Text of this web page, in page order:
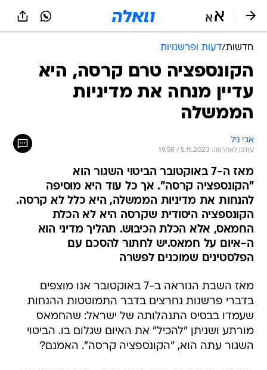
חדשות/דעות ופרשנויות
הקונספציה טרם קרסה, היא
עדיין מנחה את מדיניות
הממשלה
אבי גיל
עודכן לאחרונה: 5.11.2023 / 19:58
מאז ה-7 באוקטובר הביטוי השגור הוא
"הקונספציה קרסה". אך כל עוד היא מוסיפה
להנחות את מדיניות הממשלה, היא כלל לא קרסה.
הקונספציה היסודית שקרסה היא לא הכלת
החמאס, אלא הכלת הכיבוש. תהליך מדיני הוא
ה-איום על חמאס.יש לחתור להסכם עם
הפלסטינים שמוכנים לפשרה
מאז השבת הנוראה ב-7 באוקטובר אנו מוצפים
בדברי פרשנות נחרצים בדבר התמוטטות ההנחות
שעמדו בבסיס התנהלותה של ישראל: שהחמאס
מורתע ושניתן "להכיל" את האיום שגלום בו. הביטוי
השגור עתה הוא, "הקונספציה קרסה". האמנם?